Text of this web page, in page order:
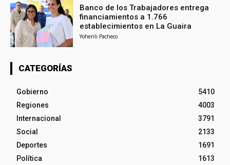
Banco de los Trabajadores entrega
financiamientos a 1.766
establecimientos en La Guaira
Yohenli Pacheco
CATEGORÍAS
Gobierno
5410
Regiones
4003
Internacional
3791
Social
2133
Deportes
1691
Política
1613